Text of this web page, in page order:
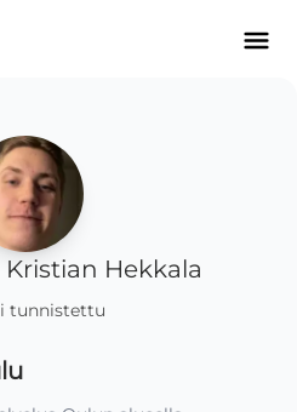
Hekkala
tunnistettu